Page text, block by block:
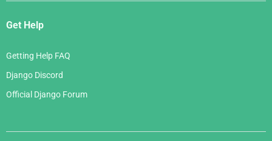
Get Help
Getting Help FAQ
Django Discord
Official Django Forum